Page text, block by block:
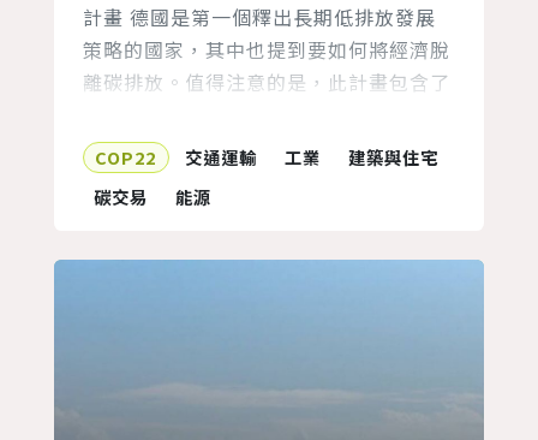
計畫 德國是第一個釋出長期低排放發展
策略的國家，其中也提到要如何將經濟脫
離碳排放。值得注意的是，此計畫包含了
工業、交通、建築、農業五個獨立部門運
行，帶給市民、公司及投資者一個清楚明
確的藍圖。 德國也認定其在國際中的責
COP22 交通運輸 工業
建築與住宅
碳交易
能源